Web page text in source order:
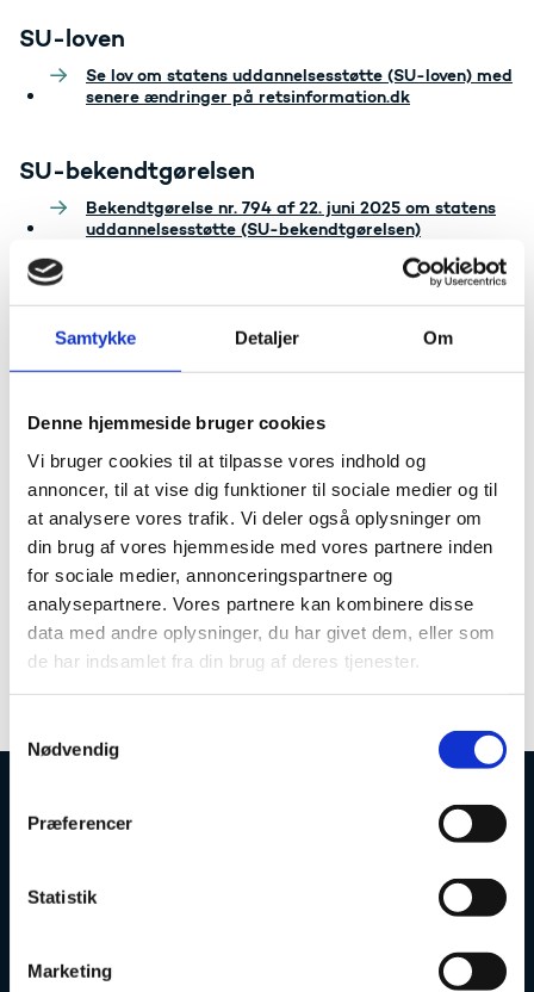
Samtykke Detaljer Om
Denne hjemmeside bruger cookies
Vi bruger cookies til at tilpasse vores indhold og
annoncer, til at vise dig funktioner til sociale medier og til
at analysere vores trafik. Vi deler også oplysninger om
din brug af vores hjemmeside med vores partnere inden
for sociale medier, annonceringspartnere og
analysepartnere. Vores partnere kan kombinere disse
data med andre oplysninger, du har givet dem, eller som
de har indsamlet fra din brug af deres tjenester.
a
Nødvendig
Præferencer
Statistik
Marketing
SU-loven
Se lov om statens uddannelsesstøtte (SU-loven) med
senere ændringer på retsinformation.dk
SU-bekendtgørelsen
Bekendtgørelse nr. 794 af 22. juni 2025 om statens
uddannelsesstøtte (SU-bekendtgørelsen)
SU-gebyrbekendtgørelsen
Bekendtgørelse om gebyrer for ekspedition af
Udbetaling Danmarks opgaver i forbindelse med
uddannelsesstøtte.
Bekendtgørelse nr. 1457 af 1. december 2025 om
gebyrer ved opkrævning og tilbagebetaling af
statens uddannelsesstøtte
Fælles dataansvar
Bekendtgørelse nr. 1866 af 8. december 2020 m
fælles dataansvar i forbindelse med administration
af statens uddannelsesstøtte
Uddannelses- og Forskningsstyrelsen
Tlf. 7231 7800